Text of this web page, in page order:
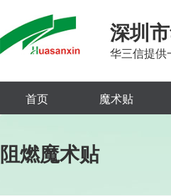
深圳
华三信提供
首页 魔术贴
阻燃魔术贴